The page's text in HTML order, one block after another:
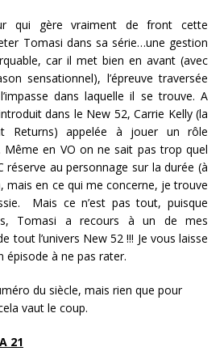
qui gère vraiment de front cette
Tomasi dans sa série…une gestion
car il met bien en avant (avec
sensationnel), l’épreuve traversée
dans laquelle il se trouve. A
dans le New 52, Carrie Kelly (la
Returns) appelée à jouer un rôle
Même en VO on ne sait pas trop quel
réserve au personnage sur la durée (à
mais en ce qui me concerne, je trouve
Mais ce n’est pas tout, puisque
Tomasi a recours à un de mes
tout l’univers New 52 !!! Je vous laisse
épisode à ne pas rater.
du siècle, mais rien que pour
vaut le coup.
21